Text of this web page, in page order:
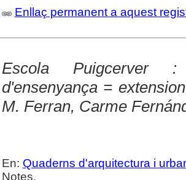
Enllaç permanent a aquest
Escola Puigcerver
d'ensenyança =
M. Ferran, Carme
En: Quaderns d'arquitectura i
Notes.